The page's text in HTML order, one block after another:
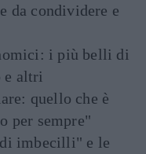
da condividere e
i più belli di
e altri
quello che è
per sempre"
imbecilli" e le